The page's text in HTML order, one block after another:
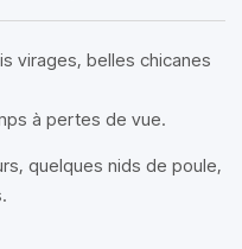
virages, belles chicanes
à pertes de vue.
quelques nids de poule,